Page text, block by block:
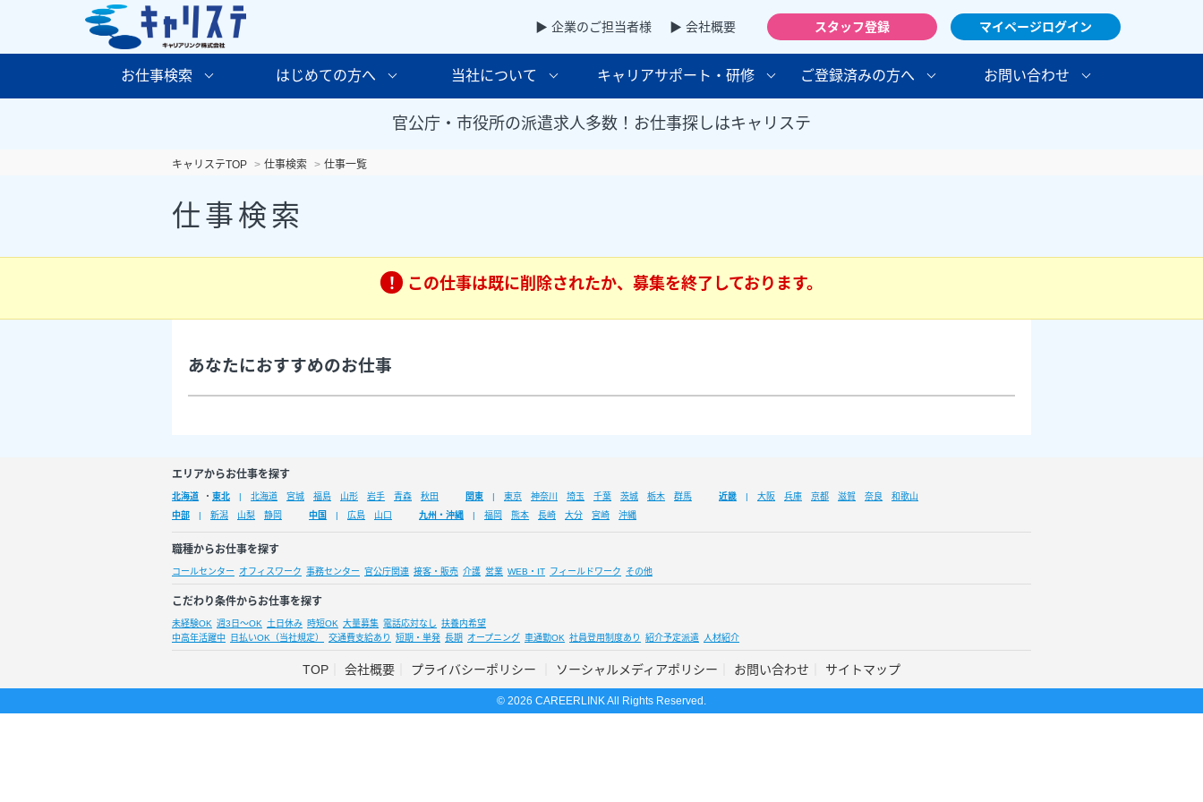
▶ 企業のご担当者様 ▶ 会社概要 スタッフ登録 マイページログイン
お仕事検索 はじめての方へ 当社について キャリアサポート・研修 ご登録済みの方へ お問い合わせ
官公庁・市役所の派遣求人多数！お仕事探しはキャリステ
キャリステTOP 仕事検索 仕事一覧
仕事検索
この仕事は既に削除されたか、募集を終了しております。
あなたにおすすめのお仕事
エリアからお仕事を探す
北海道 ・ 東北 北海道 宮城 福島 山形 岩手 青森 秋田 関東 東京 神奈川 埼玉 千葉 茨城 栃木 群馬 近畿 大阪 兵庫 京都 滋賀 奈良
和歌山
中部
新潟 山梨 静岡 中国 広島 山口 九州・沖縄 福岡 熊本 長崎 大分 宮崎 沖縄
職種からお仕事を探す
コールセンター オフィスワーク 事務センター 官公庁関連 接客・販売 介護 営業 WEB・IT フィールドワーク その他
こだわり条件からお仕事を探す
未経験OK 週3日～OK 土日休み 時短OK 大量募集 電話応対なし 扶養内希望
中高年活躍中
日払いOK（当社規定） 交通費支給あり 短期・単発 長期 オープニング 車通勤OK 社員登用制度あり 紹介予定派遣 人材紹介
TOP 会社概要 プライバシーポリシー ソーシャルメディアポリシー お問い合わせ サイトマップ
© 2026 CAREERLINK All Rights Reserved.